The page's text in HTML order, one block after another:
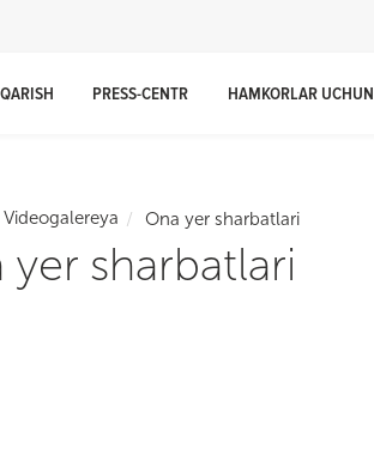
PRESS-CENTR HAMKORLAR UCHUN
Videogalereya Ona yer sharbatlari
yer sharbatlari